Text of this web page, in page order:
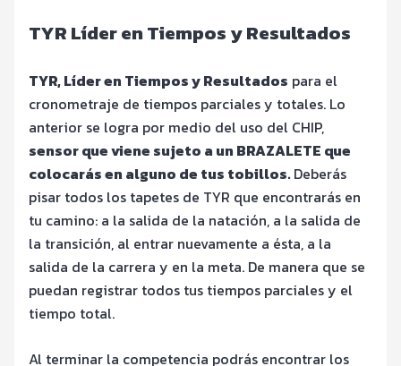
TYR Líder en Tiempos y Resultados
TYR, Líder en Tiempos y Resultados para el
cronometraje de tiempos parciales y totales. Lo
anterior se logra por medio del uso del CHIP,
sensor que viene sujeto a un BRAZALETE que
colocarás en alguno de tus tobillos.Deberás
pisar todos los tapetes de TYR que encontrarás en
tu camino: a la salida de la natación, a la salida de
la transición, al entrar nuevamente a ésta, a la
salida de la carrera y en la meta. De manera que se
puedan registrar todos tus tiempos parciales y el
tiempo total.
Al terminar la competencia podrás encontrar los